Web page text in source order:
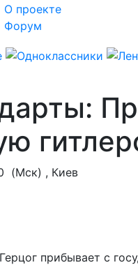
О проекте
Форум
(Мск) , Киев
прибывает с